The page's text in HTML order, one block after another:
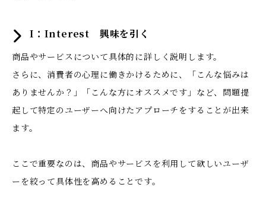
I：Interest 興味を引く
商品やサービスについて具体的に詳しく説明します。
さらに、消費者の心理に働きかけるために、「こんな悩みは
ありませんか？」「こんな方にオススメです」など、問題提
起して特定のユーザーへ向けたアプローチをすることが出来
ます。
ここで重要なのは、商品やサービスを利用して欲しいユーザ
ーを絞って具体性を高めることです。